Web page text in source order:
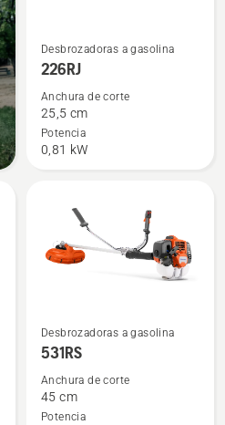
Ver
más
sobre
226RJ
Desbrozadoras a gasolina
226RJ
Anchura de corte
25,5 cm
Potencia
0,81 kW
Ver
más
sobre
531RS
Desbrozadoras a gasolina
531RS
Anchura de corte
45 cm
Potencia